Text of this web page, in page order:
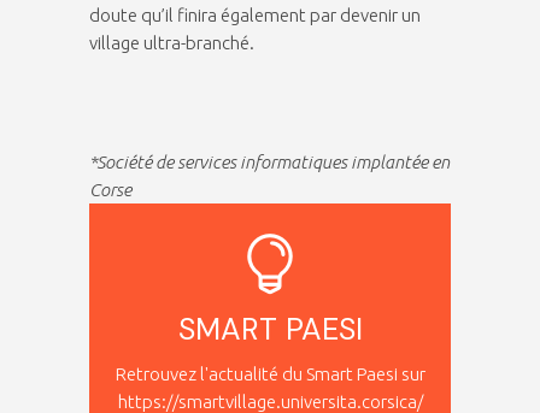
doute qu’il finira également par devenir un
village ultra-branché.
*Société de services informatiques implantée en
Corse
SMART PAESI
Retrouvez l'actualité du Smart Paesi sur
https://smartvillage.universita.corsica/